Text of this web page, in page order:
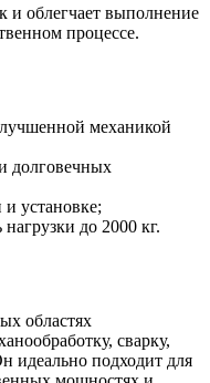
и облегчает выполнение
процессе.
механикой
долговечных
и установке;
до 2000 кг.
областях
сварку,
идеально подходит для